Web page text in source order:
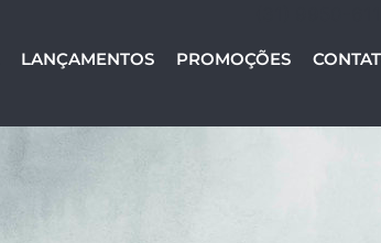
LANÇAMENTOS PROMOÇÕES